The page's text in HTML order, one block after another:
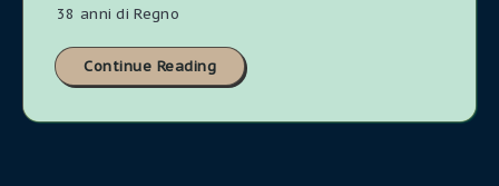
38 anni di Regno
Continue Reading